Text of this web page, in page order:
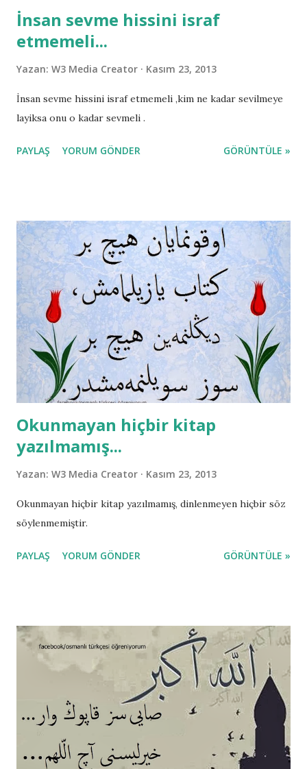
İnsan sevme hissini israf
etmemeli...
Yazan: W3 Media Creator Kasım 23, 2013
İnsan sevme hissini israf etmemeli ,kim ne kadar sevilmeye
layiksa onu o kadar sevmeli .
PAYLAŞ YORUM GÖNDER GÖRÜNTÜLE »
Okunmayan hiçbir kitap
yazılmamış...
Yazan: W3 Media Creator Kasım 23, 2013
Okunmayan hiçbir kitap yazılmamış, dinlenmeyen hiçbir söz
söylenmemiştir.
PAYLAŞ YORUM GÖNDER GÖRÜNTÜLE »